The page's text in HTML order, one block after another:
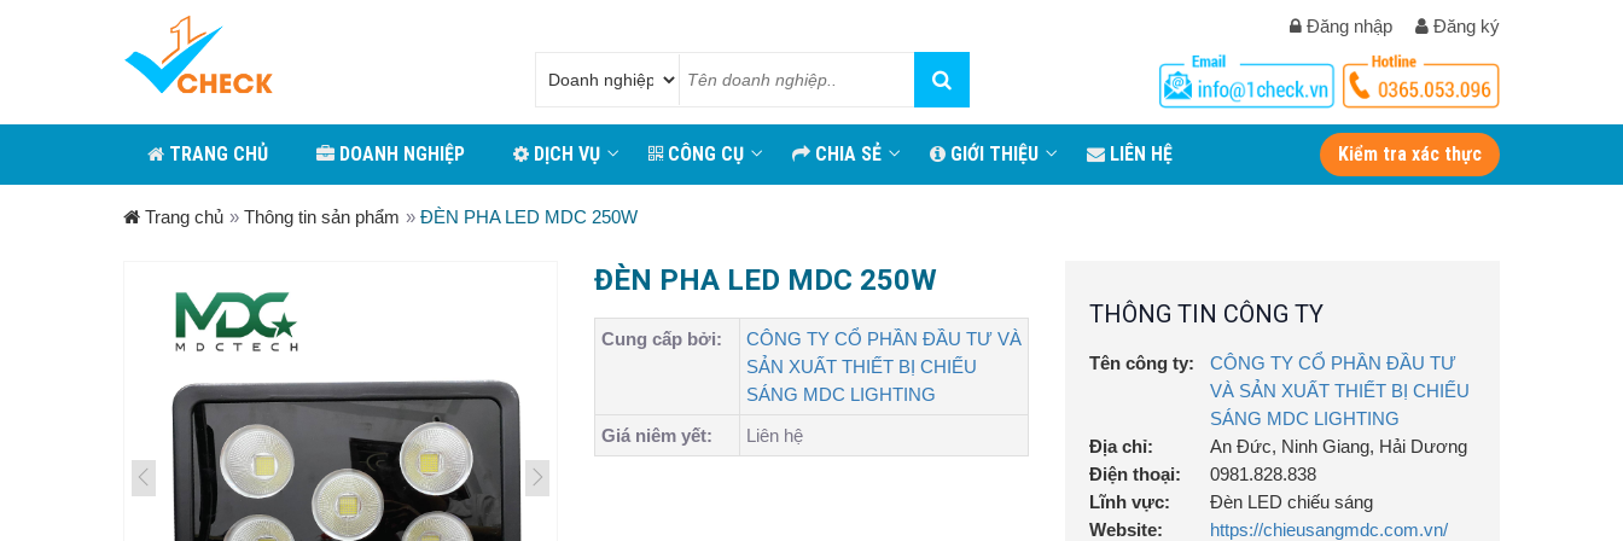
Đăng nhập Đăng ký
TRANG CHỦ DOANH NGHIỆP DỊCH VỤ CÔNG CỤ CHIA SẺ GIỚI THIỆU LIÊN HỆ Kiểm tra xác thực
Trang chủ » Thông tin sản phẩm » ĐÈN PHA LED MDC 250W
ĐÈN PHA LED MDC 250W
Cung cấp bởi:
CÔNG TY CỔ PHẦN ĐẦU TƯ VÀ
SẢN XUẤT THIẾT BỊ CHIẾU
SÁNG MDC LIGHTING
Giá niêm yết:
Liên hệ
THÔNG TIN CÔNG TY
Tên công ty:
CÔNG TY CỔ PHẦN ĐẦU TƯ
VÀ SẢN XUẤT THIẾT BỊ CHIẾU
SÁNG MDC LIGHTING
Địa chỉ:
An Đức, Ninh Giang, Hải Dương
Điện thoại:
0981.828.838
Lĩnh vực:
Đèn LED chiếu sáng
Website:
https://chieusangmdc.com.vn/